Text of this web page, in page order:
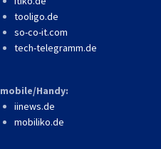
tooligo.de
so-co-it.com
tech-telegramm.de
mobile/Handy:
iinews.de
mobiliko.de